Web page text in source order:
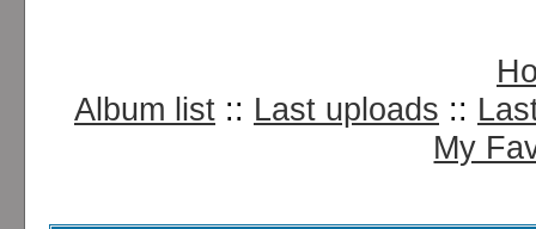
Album list :: Last uploads ::
My